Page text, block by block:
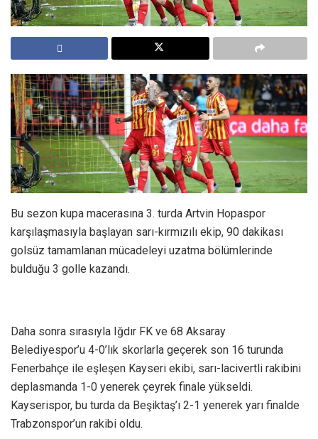
Bu sezon kupa macerasına 3. turda Artvin Hopaspor
karşılaşmasıyla başlayan sarı-kırmızılı ekip, 90 dakikası
golsüz tamamlanan mücadeleyi uzatma bölümlerinde
bulduğu 3 golle kazandı.
Daha sonra sırasıyla Iğdır FK ve 68 Aksaray
Belediyespor’u 4-0’lık skorlarla geçerek son 16 turunda
Fenerbahçe ile eşleşen Kayseri ekibi, sarı-lacivertli rakibini
deplasmanda 1-0 yenerek çeyrek finale yükseldi.
Kayserispor, bu turda da Beşiktaş’ı 2-1 yenerek yarı finalde
Trabzonspor’un rakibi oldu.